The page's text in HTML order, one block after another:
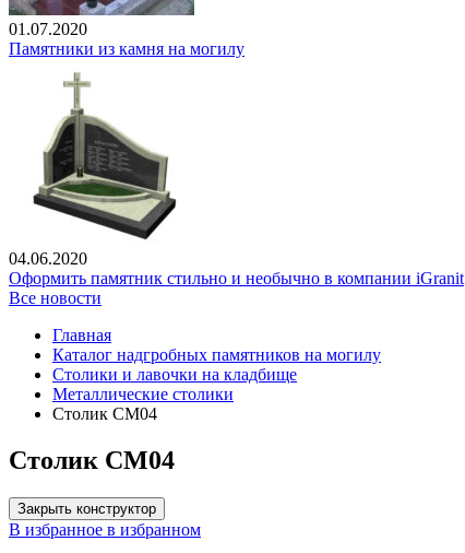
01.07.2020
Памятники из камня на могилу
04.06.2020
Оформить памятник стильно и необычно в компании iGranit
Все новости
Главная
Каталог надгробных памятников на могилу
Столики и лавочки на кладбище
Металлические столики
Столик СМ04
Столик СМ04
Закрыть конструктор
В избранное в избранном